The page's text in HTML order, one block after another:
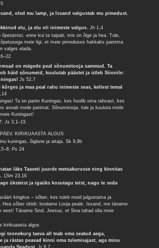
oled mu lamp, ja Issand valgustab mu pimedust.
elu, ja elu oli inimeste valgus.Jh 1,4
õpetamist, enne kui ta taipab, mis on õige ja hea. Tule,
meie ligi, et meie pimeduses hakkaks paistma
valges elada.
on mägede peal sõnumitooja sammud. Ta
häid sõnumeid, kuulutab päästet ja ütleb Siionile:
Js 52,7
ja maa peal rahu inimeste seas, kellest temal
Ta on parim Kuningas, kes hoolib oma rahvast, kes
annab meile parimat. Sõnumitooja, tule ja kuuluta meile
Kuningast!
Js 3,1–15
KIRIKUAASTA ALGUS
kuningas, õiglane ja aitaja.Sk 9,9b
Ps 24
läks Taaveti juurde metsakurusse ning kinnitas
1Sm 23,16
üksteist ja igaüks kosutagu teist, nagu te seda
kingitus – sõber, kes tuleb meid julgustama ja
Hea sõber ütleb: loodame Looja peale. Issand, me täname
eest! Täname Sind, Jeesus, et Sina tahad olla meie
kirikuaasta algus
toonekurg taeva all teab oma seatud aega,
ja rästas peavad kinni oma tulemisajast, aga minu